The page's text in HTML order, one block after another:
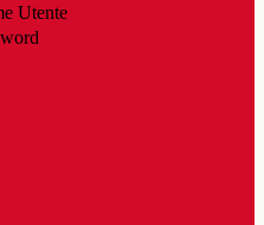
Utente